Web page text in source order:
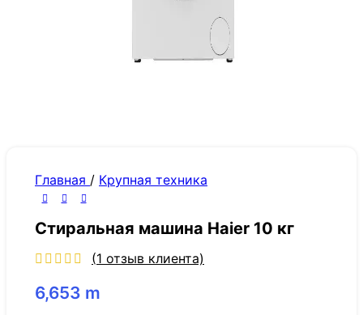
Главная / Крупная техника
Стиральная машина Haier 10 кг
(1 отзыв клиента)
6,653 m